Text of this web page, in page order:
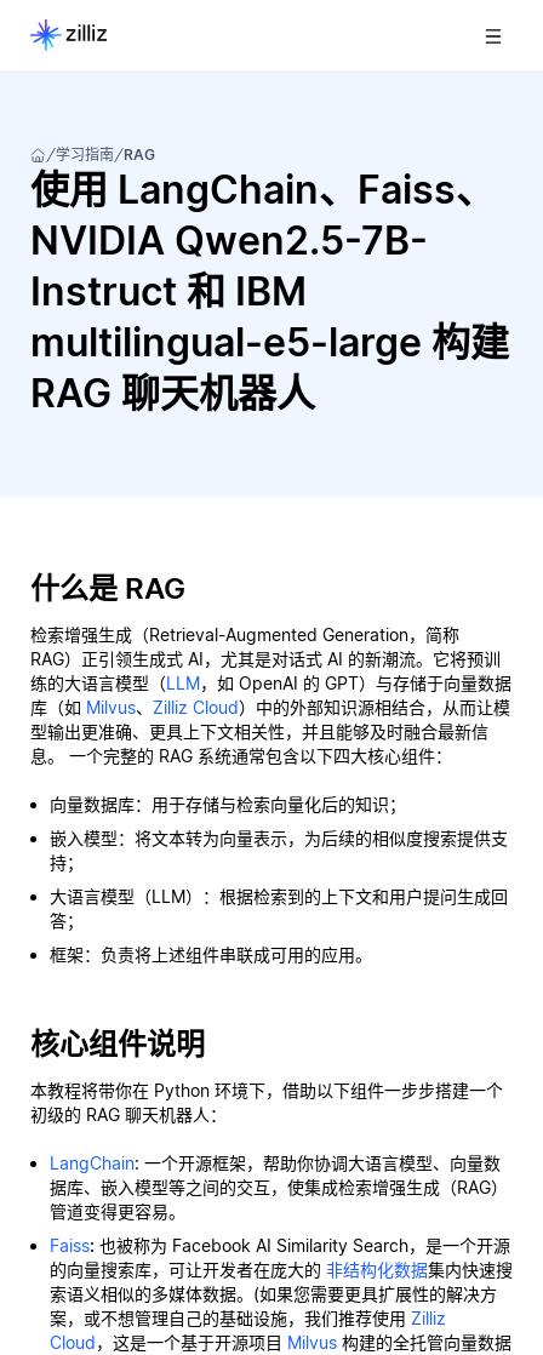
学习指南 RAG
使用 LangChain、Faiss、
NVIDIA Qwen2.5-7B-
Instruct 和 IBM
multilingual-e5-large 构建
RAG 聊天机器人
什么是 RAG
检索增强生成（Retrieval-Augmented Generation，简称
RAG）正引领生成式 AI，尤其是对话式 AI 的新潮流。它将预训
练的大语言模型（LLM，如 OpenAI 的 GPT）与存储于向量数据
库（如 Milvus、 Zilliz Cloud）中的外部知识源相结合，从而让模
型输出更准确、更具上下文相关性，并且能够及时融合最新信
息。 一个完整的 RAG 系统通常包含以下四大核心组件：
向量数据库：用于存储与检索向量化后的知识；
嵌入模型：将文本转为向量表示，为后续的相似度搜索提供支
持；
大语言模型（LLM）：根据检索到的上下文和用户提问生成回
答；
框架：负责将上述组件串联成可用的应用。
核心组件说明
本教程将带你在 Python 环境下，借助以下组件一步步搭建一个
初级的 RAG 聊天机器人：
LangChain: 一个开源框架，帮助你协调大语言模型、向量数
据库、嵌入模型等之间的交互，使集成检索增强生成（RAG）
管道变得更容易。
Faiss: 也被称为 Facebook AI Similarity Search，是一个开源
的向量搜索库，可让开发者在庞大的 非结构化数据集内快速搜
索语义相似的多媒体数据。(如果您需要更具扩展性的解决方
案，或不想管理自己的基础设施，我们推荐使用 Zilliz
Cloud，这是一个基于开源项目 Milvus 构建的全托管向量数据